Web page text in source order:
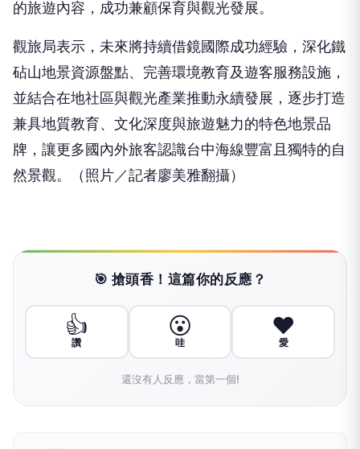
的旅遊內容，成功兼顧保育與觀光發展。
觀旅局表示，未來將持續借鏡國際成功經驗，深化鐵
砧山地景資源盤點、完善環境教育及遊客服務設施，
並結合在地社區與觀光產業推動永續發展，逐步打造
兼具地質教育、文化深度與旅遊魅力的特色地景品
牌，讓更多國內外旅客認識台中海線豐富且獨特的自
然景觀。（照片／記者廖美雅翻攝）
🎯 搶頭香！這篇你的反應？
👍
讚
😮
哇
❤️
愛
還沒有人反應，當第一個!